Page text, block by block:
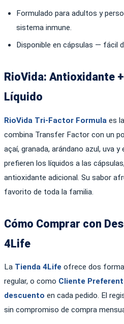
Formulado para adultos y
sistema inmune.
Disponible en cápsulas — fácil
RioVida: Antioxidante
Líquido
RioVida Tri-Factor Formula es
combina Transfer Factor con un
açaí, granada, arándano azul, uva y
prefieren los líquidos a las
antioxidante adicional. Su sabor
favorito de toda la familia.
Cómo Comprar con
4Life
La Tienda 4Life ofrece dos
regular, o como Cliente
descuento en cada pedido. El
sin compromiso de compra